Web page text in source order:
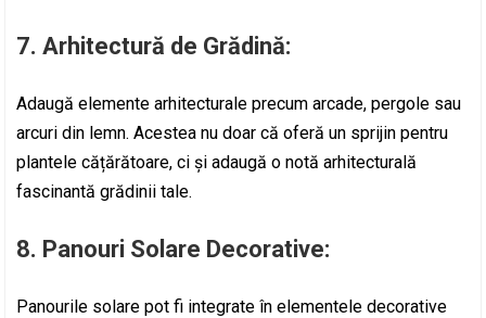
7.Arhitectură de Grădină:
Adaugă elemente arhitecturale precum arcade, pergole sau
arcuri din lemn. Acestea nu doar că oferă un sprijin pentru
plantele cățărătoare, ci și adaugă o notă arhitecturală
fascinantă grădinii tale.
8. Panouri Solare Decorative:
Panourile solare pot fi integrate în elementele decorative